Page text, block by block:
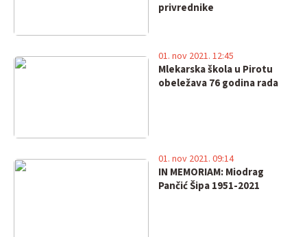
privrednike
Mlekarska škola u Pirotu
obeležava 76 godina rada
01. nov 2021. 12:45
IN MEMORIAM: Miodrag
Pančić Šipa 1951-2021
01. nov 2021. 09:14